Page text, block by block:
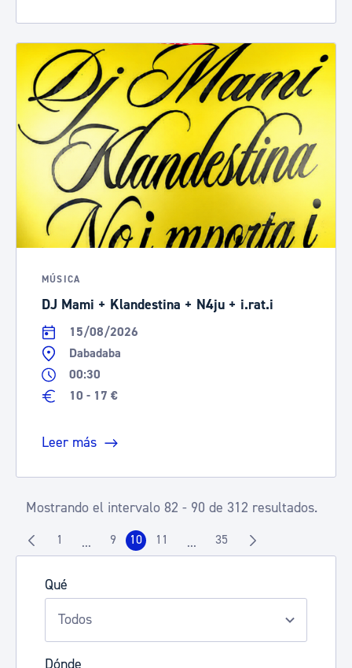
Qué
Dónde
MÚSICA
DJ Mami + Klandestina + N4ju + i.rat.i
15/08/2026
Dabadaba
00:30
10 - 17 €
Leer más
Mostrando el intervalo 82 - 90 de 312 resultados.
Página
1 ...Páginas intermedias Use TAB para desplazarse.
Página
9 Página
10 Página
11 ...Páginas intermedias Use TAB
Página
35